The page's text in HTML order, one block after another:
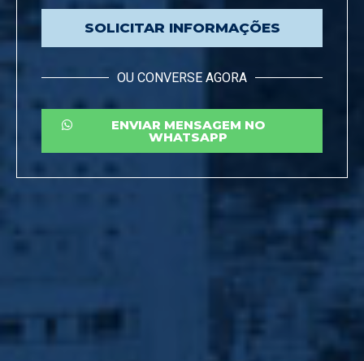
SOLICITAR INFORMAÇÕES
OU CONVERSE AGORA
ENVIAR MENSAGEM NO
WHATSAPP